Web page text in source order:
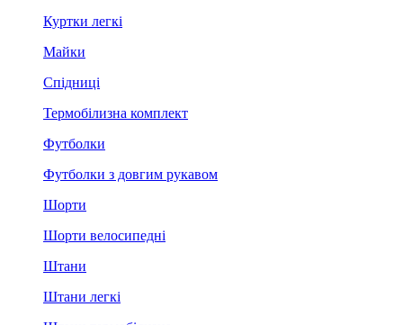
Куртки легкі
Майки
Спідниці
Термобілизна комплект
Футболки
Футболки з довгим рукавом
Шорти
Шорти велосипедні
Штани
Штани легкі